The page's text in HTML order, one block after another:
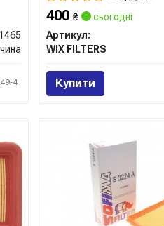
4
400₴
сьогодні
Артикул:
WIX FILTERS
Купити